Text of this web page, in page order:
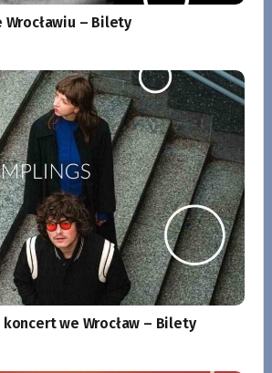
Wrocławiu – Bilety
we Wrocław – Bilety